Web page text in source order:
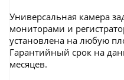
Универсальная камера
мониторами и
установлена на любую
Гарантийный срок на
месяцев.